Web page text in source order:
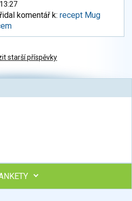
komentář k:recept Mug
starší příspěvky